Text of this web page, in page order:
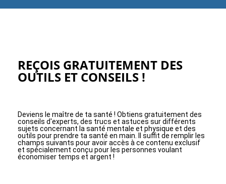
REÇOIS GRATUITEMENT DES
OUTILS ET CONSEILS !
Deviens le maître de ta santé ! Obtiens gratuitement des
conseils d'experts, des trucs et astuces sur différents
sujets concernant la santé mentale et physique et des
outils pour prendre ta santé en main. Il suffit de remplir les
champs suivants pour avoir accès à ce contenu exclusif
et spécialement conçu pour les personnes voulant
économiser temps et argent !